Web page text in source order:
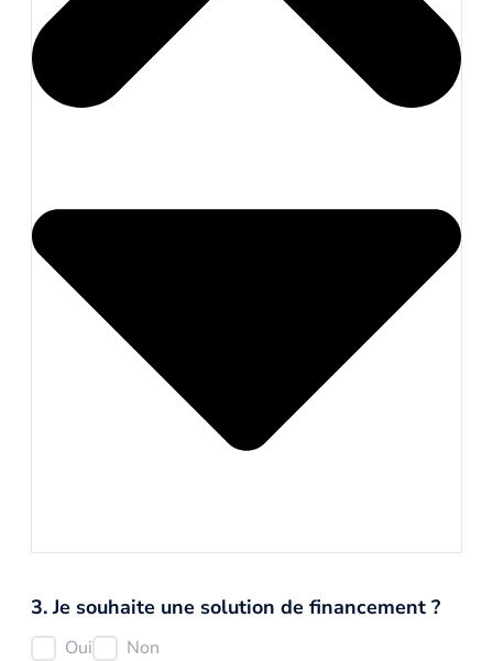
3. Je souhaite une solution de financement ?
Oui Non